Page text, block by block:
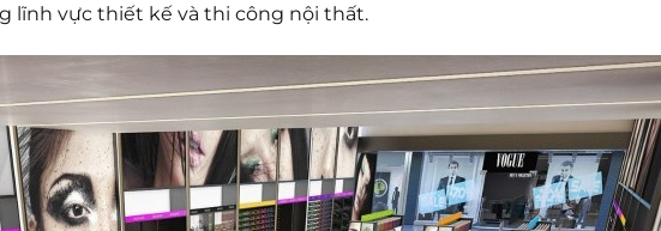
lĩnh vực thiết kế và thi công nội thất.